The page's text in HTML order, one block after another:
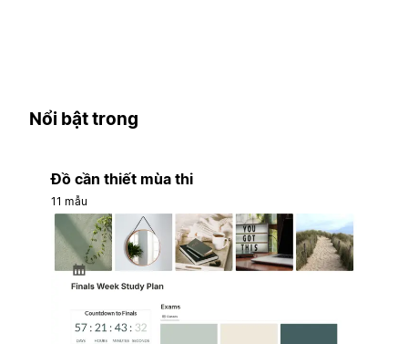
Nổi bật trong
Đồ cần thiết mùa thi
11 mẫu